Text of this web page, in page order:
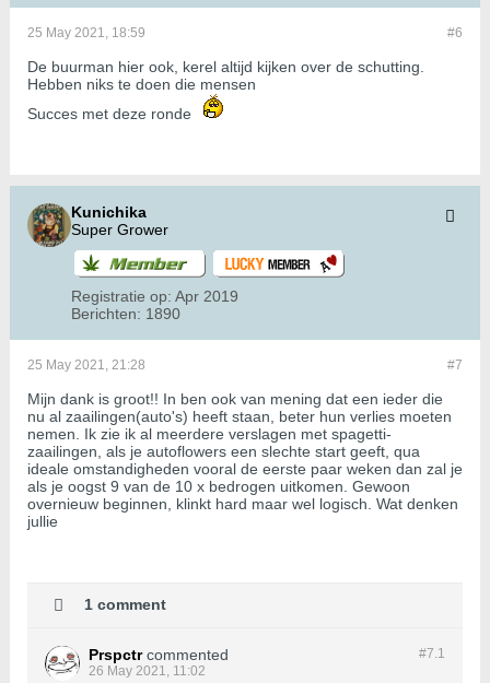
#6
25 May 2021, 18:59
De buurman hier ook, kerel altijd kijken over de schutting.
Hebben niks te doen die mensen
Succes met deze ronde
Kunichika
Super Grower
Registratie op: Apr 2019
Berichten: 1890
#7
25 May 2021, 21:28
Mijn dank is groot!! In ben ook van mening dat een ieder die
nu al zaailingen(auto's) heeft staan, beter hun verlies moeten
nemen. Ik zie ik al meerdere verslagen met spagetti-
zaailingen, als je autoflowers een slechte start geeft, qua
ideale omstandigheden vooral de eerste paar weken dan zal je
als je oogst 9 van de 10 x bedrogen uitkomen. Gewoon
overnieuw beginnen, klinkt hard maar wel logisch. Wat denken
jullie
1 comment
#7.1
Prspctr commented
26 May 2021, 11:02